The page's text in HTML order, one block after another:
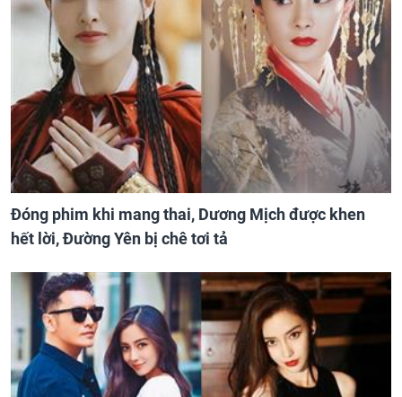
Đóng phim khi mang thai, Dương Mịch được khen
hết lời, Đường Yên bị chê tơi tả